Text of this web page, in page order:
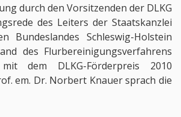
durch den Vorsitzenden der DLKG
des Leiters der Staatskanzlei
Bundeslandes Schleswig-Holstein
des Flurbereinigungsverfahrens
dem DLKG-Förderpreis 2010
em. Dr. Norbert Knauer sprach die